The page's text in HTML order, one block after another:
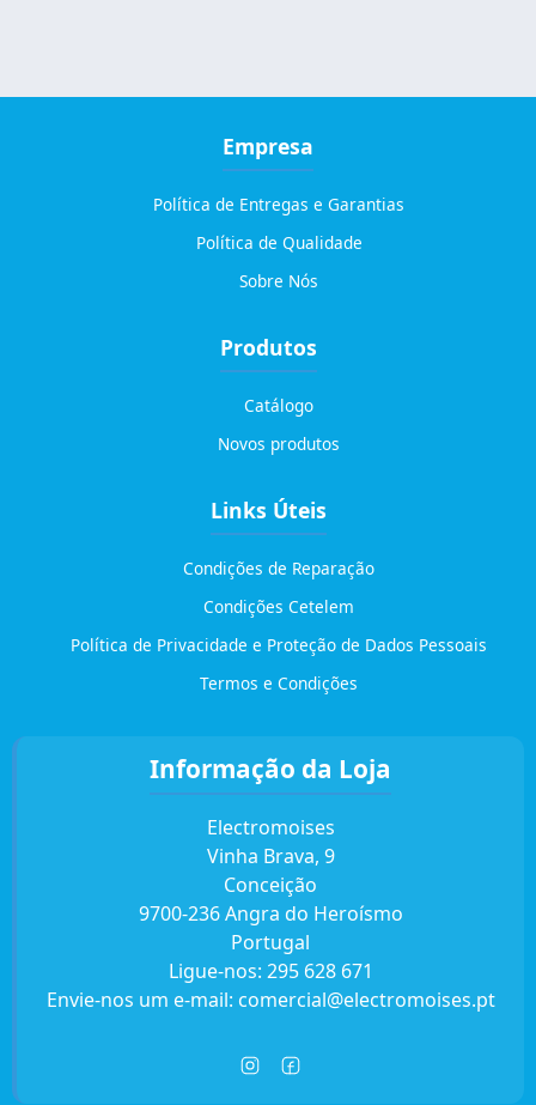
Empresa
Política de Entregas e Garantias
Política de Qualidade
Sobre Nós
Produtos
Catálogo
Novos produtos
Links Úteis
Condições de Reparação
Condições Cetelem
Política de Privacidade e Proteção de Dados Pessoais
Termos e Condições
Informação da Loja
Electromoises
Vinha Brava, 9
Conceição
9700-236 Angra do Heroísmo
Portugal
Ligue-nos: 295 628 671
Envie-nos um e-mail: comercial@electromoises.pt